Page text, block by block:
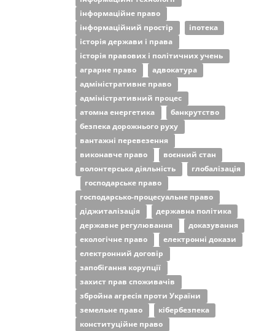
інформаційне право
інформаційний простір
іпотека
історія держави і права
історія правових і політичних учень
аграрне право
адвокатура
адміністративне право
адміністративний процес
атомна енергетика
банкрутство
безпека дорожнього руху
вантажні перевезення
виконавче право
воєнний стан
волонтерська діяльність
глобалізація
господарське право
господарсько-процесуальне право
діджиталізація
державна політика
державне регулювання
доказування
екологічне право
електронні докази
електронний договір
запобігання корупції
захист прав споживачів
збройна агресія проти України
земельне право
кібербезпека
конституційне право